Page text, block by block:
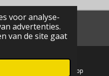
voor analyse-
advertenties.
van de site gaat
WhatsApp